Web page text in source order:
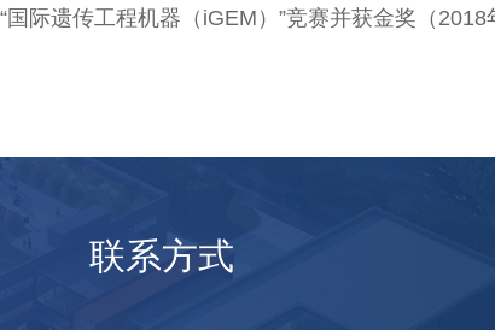
际遗传工程机器（iGEM）”竞赛并获金奖（2018
联系方式